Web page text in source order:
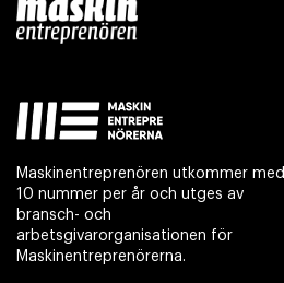
Maskinentreprenören utkommer med
10 nummer per år och utges av
bransch- och
arbetsgivarorganisationen för
Maskinentreprenörerna.